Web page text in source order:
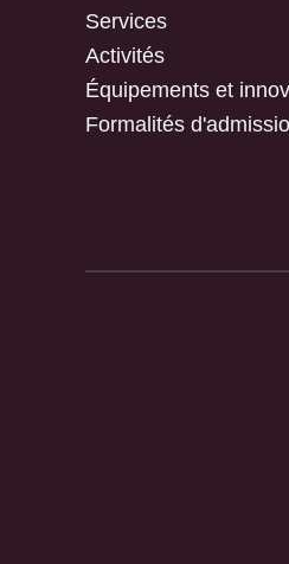
Services
Activités
Équipements et
Formalités